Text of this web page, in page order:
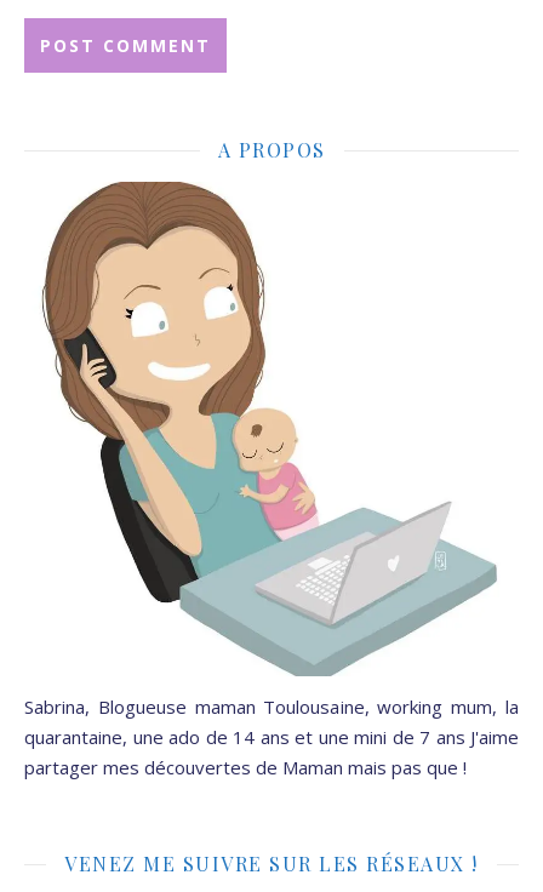
A PROPOS
Sabrina, Blogueuse maman Toulousaine, working mum, la
quarantaine, une ado de 14 ans et une mini de 7 ans J'aime
partager mes découvertes de Maman mais pas que !
VENEZ ME SUIVRE SUR LES RÉSEAUX !